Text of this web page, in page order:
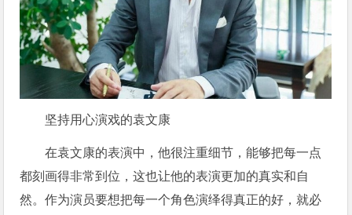
坚持用心演戏的袁文康
在袁文康的表演中，他很注重细节，能够把每一点
都刻画得非常到位，这也让他的表演更加的真实和自
然。作为演员要想把每一个角色演绎得真正的好，就必